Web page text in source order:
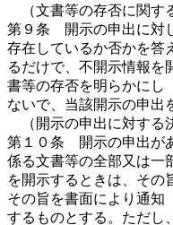
（文書等の存否に関す
第９条 開示の申出に対
存在しているか否かを答
るだけで、不開示情報を
書等の存否を明らかにし
ないで、当該開示の申出
（開示の申出に対する
第１０条 開示の申出が
係る文書等の全部又は一
を開示するときは、その
その旨を書面により通知
するものとする。ただし